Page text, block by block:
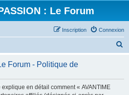
: Le Forum
Connexion
Inscription
h
Forum - Politique de
en détail comment « AVANTIME